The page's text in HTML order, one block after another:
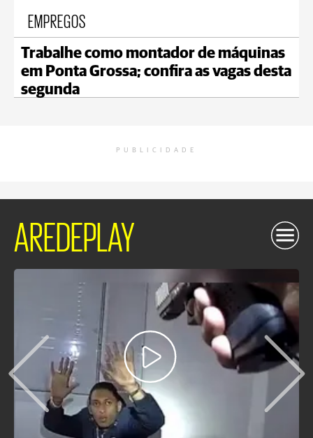
EMPREGOS
Trabalhe como montador de máquinas
em Ponta Grossa; confira as vagas desta
segunda
PUBLICIDADE
AREDEPLAY